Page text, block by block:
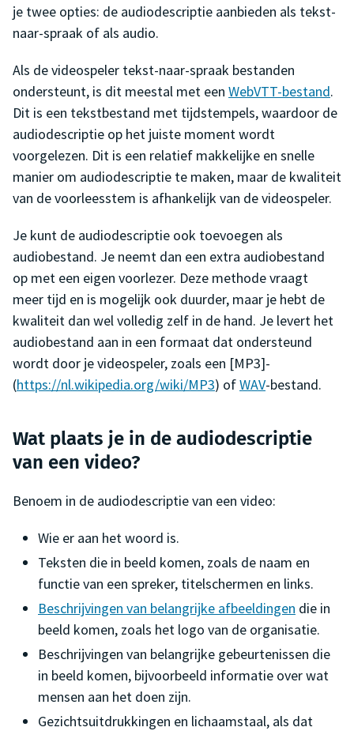
je twee opties: de audiodescriptie aanbieden als tekst-
naar-spraak of als audio.
Als de videospeler tekst-naar-spraak bestanden
ondersteunt, is dit meestal met een WebVTT-bestand.
Dit is een tekstbestand met tijdstempels, waardoor de
audiodescriptie op het juiste moment wordt
voorgelezen. Dit is een relatief makkelijke en snelle
manier om audiodescriptie te maken, maar de kwaliteit
van de voorleesstem is afhankelijk van de videospeler.
Je kunt de audiodescriptie ook toevoegen als
audiobestand. Je neemt dan een extra audiobestand
op met een eigen voorlezer. Deze methode vraagt
meer tijd en is mogelijk ook duurder, maar je hebt de
kwaliteit dan wel volledig zelf in de hand. Je levert het
audiobestand aan in een formaat dat ondersteund
wordt door je videospeler, zoals een [MP3]-
(https://nl.wikipedia.org/wiki/MP3) ofWAV-bestand.
Wat plaats je in de audiodescriptie
van een video?
Benoem in de audiodescriptie van een video:
Wie er aan het woord is.
Teksten die in beeld komen, zoals de naam en
functie van een spreker, titelschermen en links.
Beschrijvingen van belangrijke afbeeldingen die in
beeld komen, zoals het logo van de organisatie.
Beschrijvingen van belangrijke gebeurtenissen die
in beeld komen, bijvoorbeeld informatie over wat
mensen aan het doen zijn.
Gezichtsuitdrukkingen en lichaamstaal, als dat